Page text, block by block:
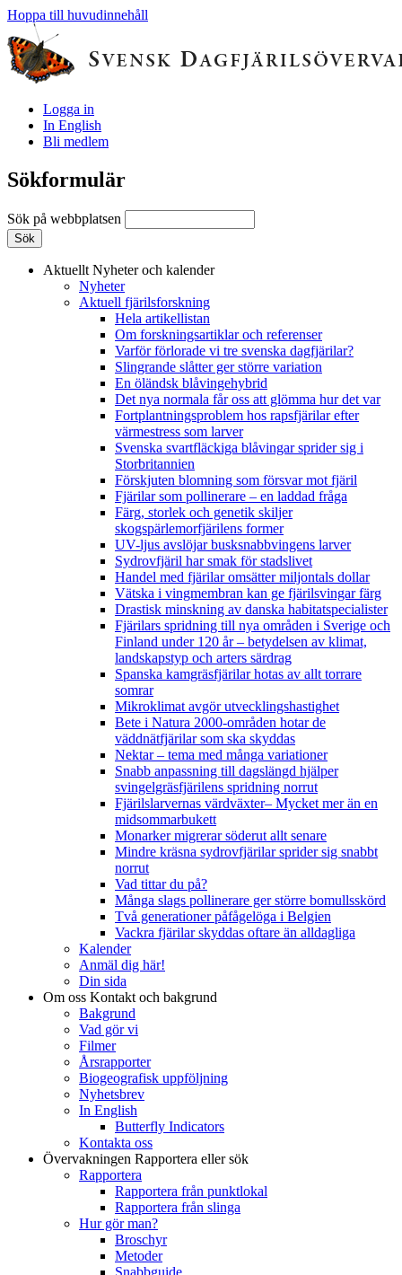
Hoppa till huvudinnehåll
Logga in
In English
Bli medlem
Sökformulär
Sök på webbplatsen
Aktuellt Nyheter och kalender
Nyheter
Aktuell fjärilsforskning
Hela artikellistan
Om forskningsartiklar och referenser
Varför förlorade vi tre svenska dagfjärilar?
Slingrande slåtter ger större variation
En öländsk blåvingehybrid
Det nya normala får oss att glömma hur det var
Fortplantningsproblem hos rapsfjärilar efter
värmestress som larver
Svenska svartfläckiga blåvingar sprider sig i
Storbritannien
Förskjuten blomning som försvar mot fjäril
Fjärilar som pollinerare – en laddad fråga
Färg, storlek och genetik skiljer
skogspärlemorfjärilens former
UV-ljus avslöjar busksnabbvingens larver
Sydrovfjäril har smak för stadslivet
Handel med fjärilar omsätter miljontals dollar
Vätska i vingmembran kan ge fjärilsvingar färg
Drastisk minskning av danska habitatspecialister
Fjärilars spridning till nya områden i Sverige och
Finland under 120 år– betydelsen av klimat,
landskapstyp och arters särdrag
Spanska kamgräsfjärilar hotas av allt torrare
somrar
Mikroklimat avgör utvecklingshastighet
Bete i Natura 2000-områden hotar de
väddnätfjärilar som ska skyddas
Nektar – tema med många variationer
Snabb anpassning till dagslängd hjälper
svingelgräsfjärilens spridning norrut
Fjärilslarvernas värdväxter– Mycket mer än en
midsommarbukett
Monarker migrerar söderut allt senare
Mindre kräsna sydrovfjärilar sprider sig snabbt
norrut
Vad tittar du på?
Många slags pollinerare ger större bomullsskörd
Två generationer påfågelöga i Belgien
Vackra fjärilar skyddas oftare än alldagliga
Kalender
Anmäl dig här!
Din sida
Om oss Kontakt och bakgrund
Bakgrund
Vad gör vi
Filmer
Årsrapporter
Biogeografisk uppföljning
Nyhetsbrev
In English
Butterfly Indicators
Kontakta oss
Övervakningen Rapportera eller sök
Rapportera
Rapportera från punktlokal
Rapportera från slinga
Hur gör man?
Broschyr
Metoder
Snabbguide